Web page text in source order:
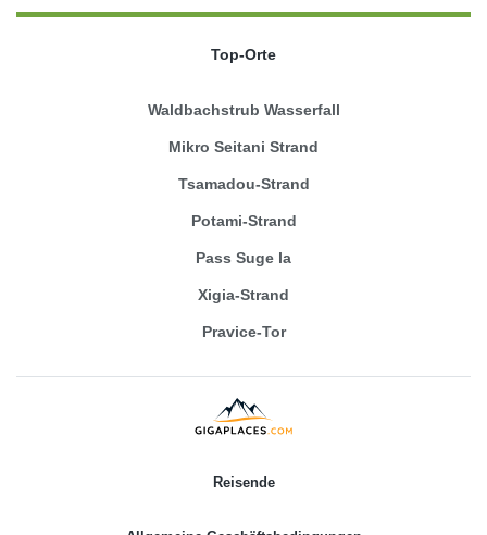
Top-Orte
Waldbachstrub Wasserfall
Mikro Seitani Strand
Tsamadou-Strand
Potami-Strand
Pass Suge la
Xigia-Strand
Pravice-Tor
Reisende